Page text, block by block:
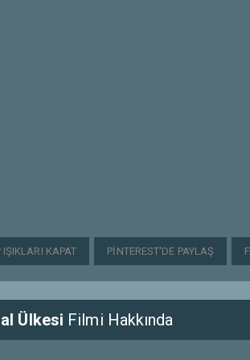
IŞIKLARI KAPAT PINTEREST'DE PAYLAŞ
Ülkesi Filmi Hakkında